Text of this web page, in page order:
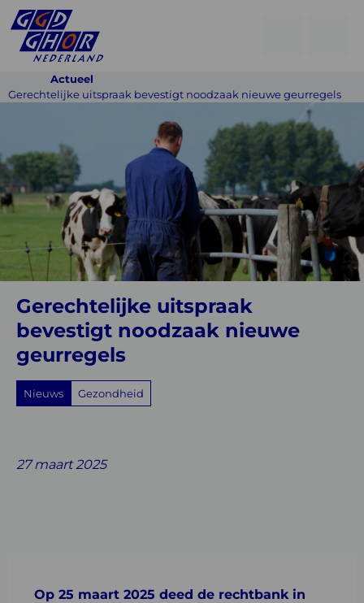
Actueel
Gerechtelijke uitspraak bevestigt noodzaak nieuwe geurregels
uitspraak
bevestigt
noodzaak
nieuwe
geurregels
Gerechtelijke uitspraak
bevestigt noodzaak nieuwe
geurregels
Nieuws Gezondheid
on
on on with
27 maart 2025
Op 25 maart 2025 deed de rechtbank in